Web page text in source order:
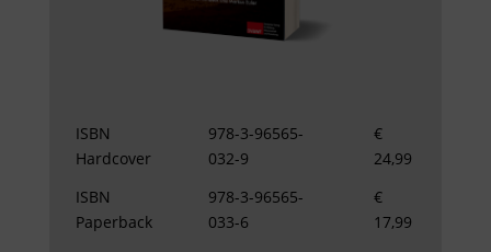
ISBN
Hardcover
978-3-96565-
032-9
€
24,99
ISBN
Paperback
978-3-96565-
033-6
€
17,99